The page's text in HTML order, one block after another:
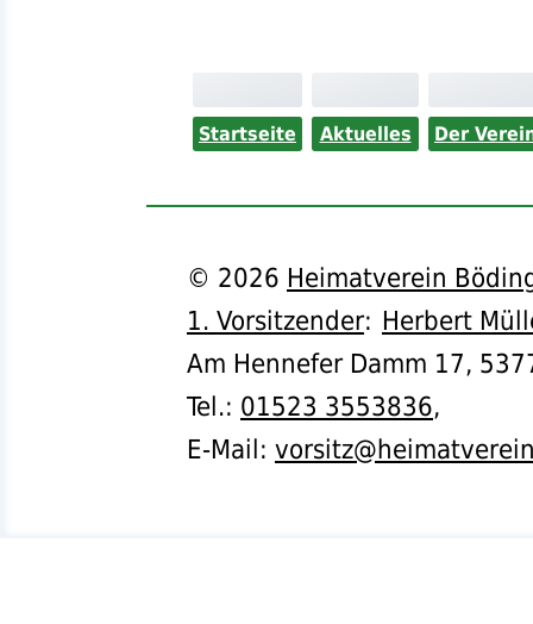
Startseite Aktuelles Der
© 2026 Heimatverein
1. Vorsitzender: Herbert
Am Hennefer Damm 17,
Tel.: 01523 3553836,
E-Mail: